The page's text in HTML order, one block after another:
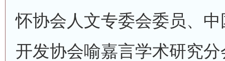
怀协会人文专委会委员、
开发协会喻嘉言学术研究